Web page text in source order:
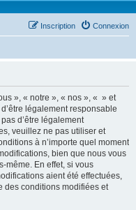
Connexion
Inscription
», « notre », « nos », « » et
légalement responsable
d’être légalement
veuillez ne pas utiliser et
à n’importe quel moment
bien que nous vous
même. En effet, si vous
aient été effectuées,
des conditions modifiées et